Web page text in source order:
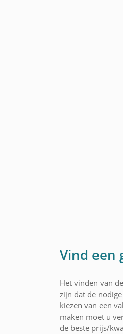
Vind een
Het vinden van
zijn dat de
kiezen van een
maken moet u
de beste prijs/